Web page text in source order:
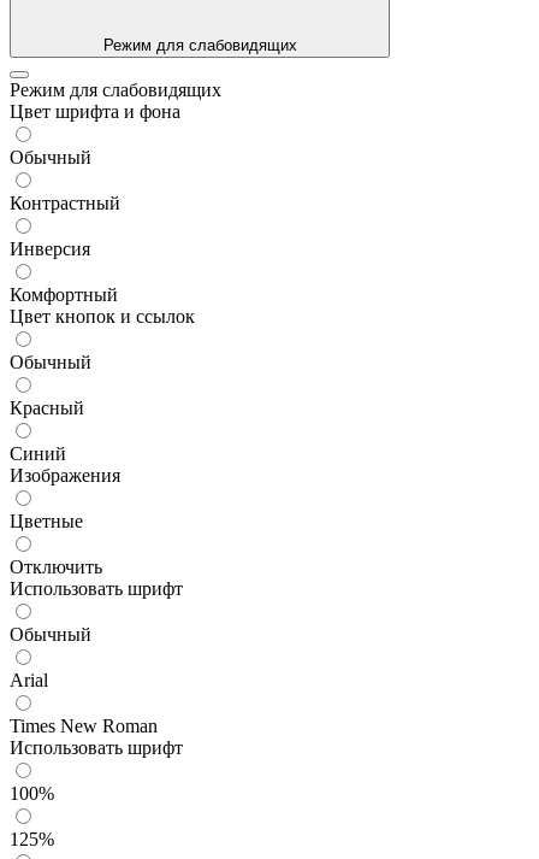
Режим для слабовидящих
Режим для слабовидящих
Цвет шрифта и фона
Обычный
Контрастный
Инверсия
Комфортный
Цвет кнопок и ссылок
Обычный
Красный
Синий
Изображения
Цветные
Отключить
Использовать шрифт
Обычный
Arial
Times New Roman
Использовать шрифт
100%
125%